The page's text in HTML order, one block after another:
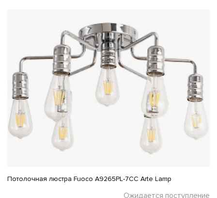
Потолочная люстра Fuoco A9265PL-7CC Arte Lamp
Ожидается поступление